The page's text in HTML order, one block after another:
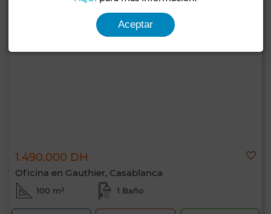
1.490.000 DH
Oficina en Gauthier, Casablanca
100 m² 1 Baño
Aceptar